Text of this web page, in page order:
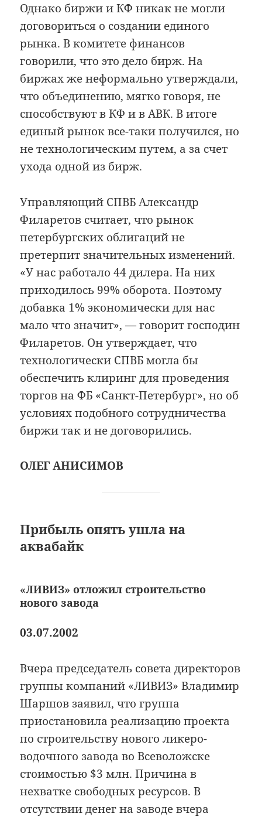
Однако биржи и КФ никак не могли
договориться о создании единого
рынка. В комитете финансов
говорили, что это дело бирж. На
биржах же неформально утверждали,
что объединению, мягко говоря, не
способствуют в КФ и в АВК. В итоге
единый рынок все-таки получился, но
не технологическим путем, а за счет
ухода одной из бирж.
Управляющий СПВБ Александр
Филаретов считает, что рынок
петербургских облигаций не
претерпит значительных изменений.
«У нас работало 44 дилера. На них
приходилось 99% оборота. Поэтому
добавка 1% экономически для нас
мало что значит», — говорит господин
Филаретов. Он утверждает, что
технологически СПВБ могла бы
обеспечить клиринг для проведения
торгов на ФБ «Санкт-Петербург», но об
условиях подобного сотрудничества
биржи так и не договорились.
ОЛЕГ АНИСИМОВ
Прибыль опять ушла на
аквабайк
«ЛИВИЗ» отложил строительство
нового завода
03.07.2002
Вчера председатель совета директоров
группы компаний «ЛИВИЗ» Владимир
Шаршов заявил, что группа
приостановила реализацию проекта
по строительству нового ликеро-
водочного завода во Всеволожске
стоимостью $3 млн. Причина в
нехватке свободных ресурсов. В
отсутствии денег на заводе вчера